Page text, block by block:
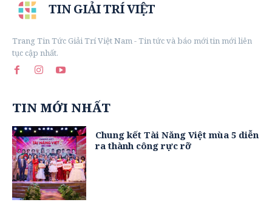
TIN GIẢI TRÍ VIỆT
Trang Tin Tức Giải Trí Việt Nam - Tin tức và báo mới tin mới liên
tục cập nhất.
TIN MỚI NHẤT
Chung kết Tài Năng Việt mùa 5 diễn
ra thành công rực rỡ